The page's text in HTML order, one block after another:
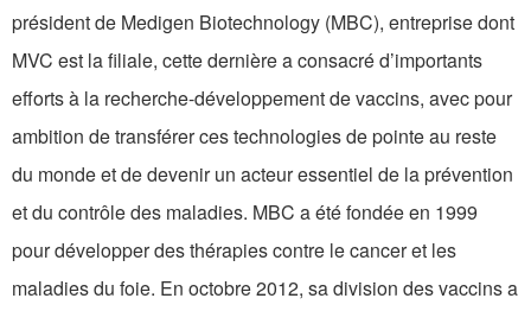
président de Medigen Biotechnology (MBC), entreprise dont
MVC est la filiale, cette dernière a consacré d’importants
efforts à la recherche-développement de vaccins, avec pour
ambition de transférer ces technologies de pointe au reste
du monde et de devenir un acteur essentiel de la prévention
et du contrôle des maladies. MBC a été fondée en 1999
pour développer des thérapies contre le cancer et les
maladies du foie. En octobre 2012, sa division des vaccins a